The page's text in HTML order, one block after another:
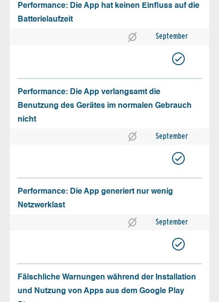
Performance: Die App hat keinen Einfluss auf die
Batterielaufzeit
September
Performance: Die App verlangsamt die
Benutzung des Gerätes im normalen Gebrauch
nicht
September
Performance: Die App generiert nur wenig
Netzwerklast
September
Fälschliche Warnungen während der Installation
und Nutzung von Apps aus dem Google Play